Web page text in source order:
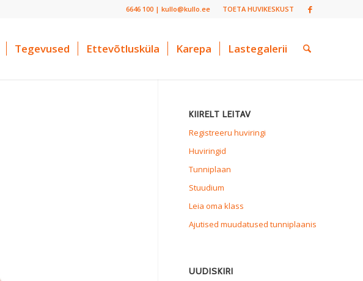
TOETA HUVIKESKUST
6646 100 | kullo@kullo.ee
Tegevused Ettevõtlusküla Karepa Lastegalerii
KIIRELT LEITAV
Registreeru huviringi
Huviringid
Tunniplaan
Stuudium
Leia oma klass
Ajutised muudatused tunniplaanis
UUDISKIRI